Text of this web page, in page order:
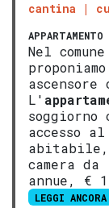
cantina
APPARTAMENTO
Nel
ascensore
L'
soggiorno
accesso
camera
annue, €
LEGGI ANCORA